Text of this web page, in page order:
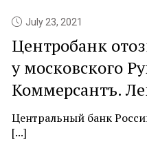
July 23, 2021
Центробанк
у московского
Коммерсантъ.
Центральный банк
[...]